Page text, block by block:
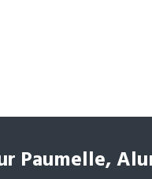
Paumelle,